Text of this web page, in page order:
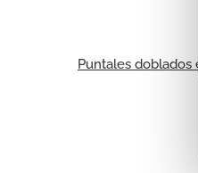
Puntales doblados